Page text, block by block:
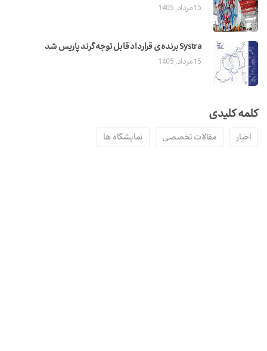
15 مرداد, 1405
Systra برنده ی قرارداد قابل توجه گرند پاریس شد
15 مرداد, 1405
کلمه کلیدی
اخبار مقالات تخصصی نمایشگاه ها